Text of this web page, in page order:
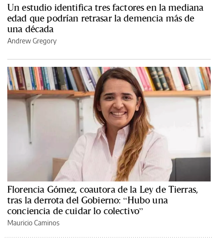
Un estudio identifica tres factores en la mediana
edad que podrían retrasar la demencia más de
una década
Andrew Gregory
Florencia Gómez, coautora de la Ley de Tierras,
tras la derrota del Gobierno: “Hubo una
conciencia de cuidar lo colectivo”
Mauricio Caminos